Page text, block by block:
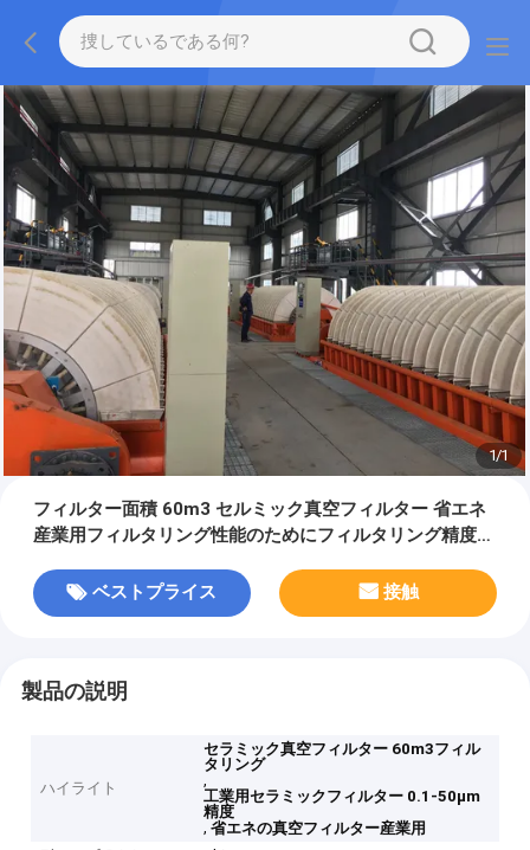
1/1
フィルター面積 60m3 セルミック真空フィルター 省エネ
産業用フィルタリング性能のためにフィルタリング精度
ベストプライス
接触
製品の説明
ハイライト
セラミック真空フィルター 60m3フィル
タリング
,
工業用セラミックフィルター 0.1-50μm
精度
,省エネの真空フィルター産業用